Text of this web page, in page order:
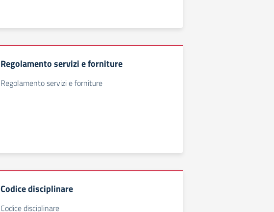
Regolamento servizi e forniture
Regolamento servizi e forniture
Codice disciplinare
Codice disciplinare